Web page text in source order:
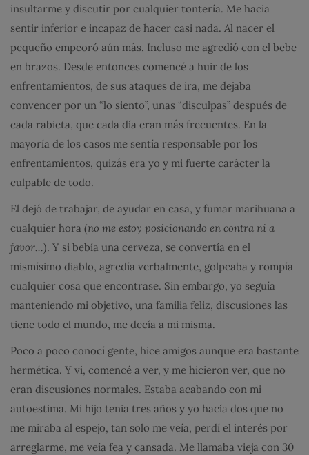
insultarme y discutir por cualquier tontería. Me hacia
sentir inferior e incapaz de hacer casi nada. Al nacer el
pequeño empeoró aún más. Incluso me agredió con el bebe
en brazos. Desde entonces comencé a huir de los
enfrentamientos, de sus ataques de ira, me dejaba
convencer por un “lo siento”, unas “disculpas” después de
cada rabieta, que cada día eran más frecuentes. En la
mayoría de los casos me sentía responsable por los
enfrentamientos, quizás era yo y mi fuerte carácter la
culpable de todo.
El dejó de trabajar, de ayudar en casa, y fumar marihuana a
cualquier hora (no me estoy posicionando en contra ni a
favor…). Y si bebía una cerveza, se convertía en el
mismísimo diablo, agredía verbalmente, golpeaba y rompía
cualquier cosa que encontrase. Sin embargo, yo seguía
manteniendo mi objetivo, una familia feliz, discusiones las
tiene todo el mundo, me decía a mi misma.
Poco a poco conocí gente, hice amigos aunque era bastante
hermética. Y vi, comencé a ver, y me hicieron ver, que no
eran discusiones normales. Estaba acabando con mi
autoestima. Mi hijo tenia tres años y yo hacía dos que no
me miraba al espejo, tan solo me veía, perdí el interés por
arreglarme, me veía fea y cansada. Me llamaba vieja con 30